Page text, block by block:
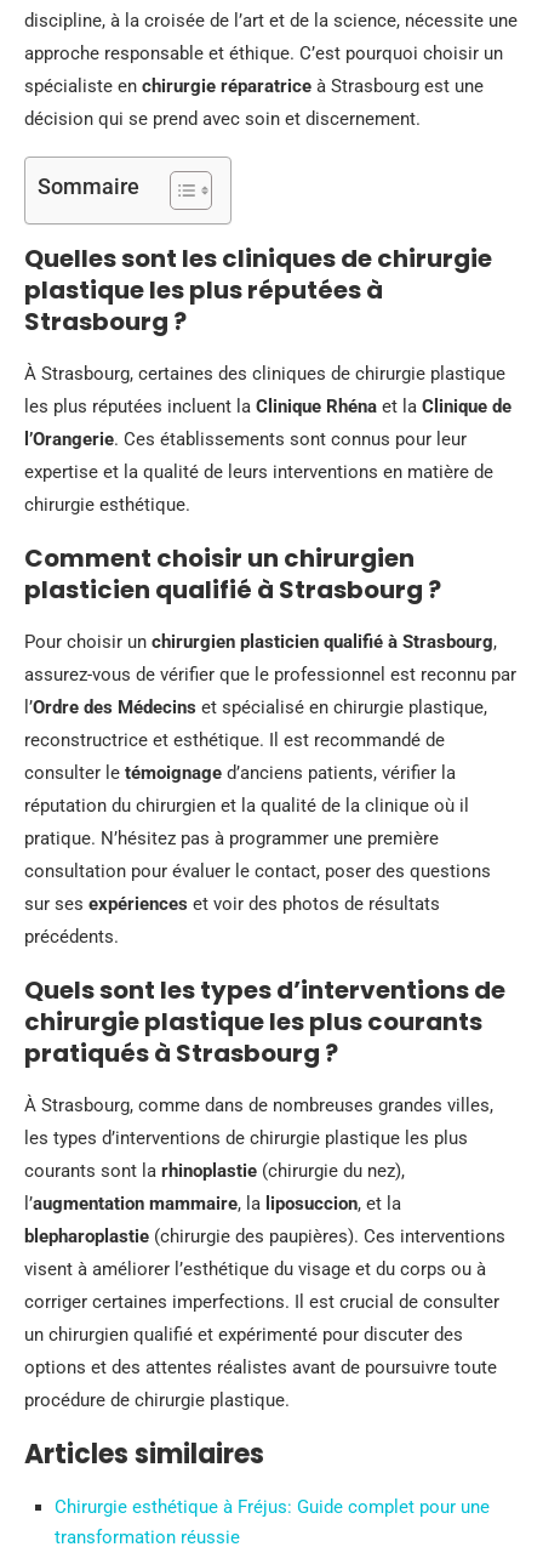
discipline, à la croisée de l’art et de la science, nécessite une
approche responsable et éthique. C’est pourquoi choisir un
spécialiste en chirurgie réparatrice à Strasbourg est une
décision qui se prend avec soin et discernement.
Sommaire
Quelles sont les cliniques de chirurgie
plastique les plus réputées à
Strasbourg ?
À Strasbourg, certaines des cliniques de chirurgie plastique
les plus réputées incluent la Clinique Rhéna et la Clinique de
l’Orangerie. Ces établissements sont connus pour leur
expertise et la qualité de leurs interventions en matière de
chirurgie esthétique.
Comment choisir un chirurgien
plasticien qualifié à Strasbourg ?
Pour choisir un chirurgien plasticien qualifié à Strasbourg,
assurez-vous de vérifier que le professionnel est reconnu par
l’Ordre des Médecins et spécialisé en chirurgie plastique,
reconstructrice et esthétique. Il est recommandé de
consulter le témoignage d’anciens patients, vérifier la
réputation du chirurgien et la qualité de la clinique où il
pratique. N’hésitez pas à programmer une première
consultation pour évaluer le contact, poser des questions
sur ses expériences et voir des photos de résultats
précédents.
Quels sont les types d’interventions de
chirurgie plastique les plus courants
pratiqués à Strasbourg ?
À Strasbourg, comme dans de nombreuses grandes villes,
les types d’interventions de chirurgie plastique les plus
courants sont la rhinoplastie (chirurgie du nez),
l’augmentation mammaire, la liposuccion, et la
blepharoplastie (chirurgie des paupières). Ces interventions
visent à améliorer l’esthétique du visage et du corps ou à
corriger certaines imperfections. Il est crucial de consulter
un chirurgien qualifié et expérimenté pour discuter des
options et des attentes réalistes avant de poursuivre toute
procédure de chirurgie plastique.
Articles similaires
Chirurgie esthétique à Fréjus: Guide complet pour une
transformation réussie